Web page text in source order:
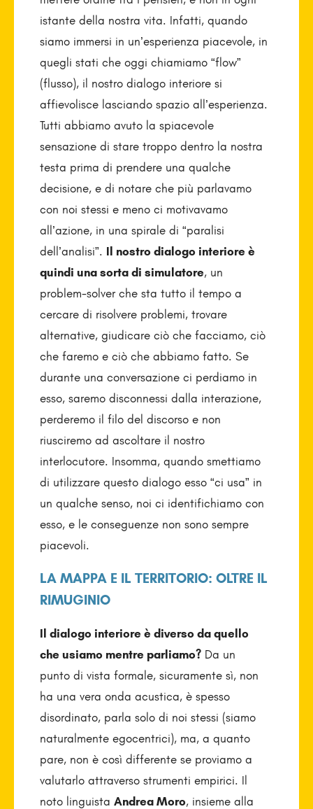
istante della nostra vita. Infatti, quando
siamo immersi in un’esperienza piacevole, in
quegli stati che oggi chiamiamo “flow”
(flusso), il nostro dialogo interiore si
affievolisce lasciando spazio all’esperienza.
Tutti abbiamo avuto la spiacevole
sensazione di stare troppo dentro la nostra
testa prima di prendere una qualche
decisione, e di notare che più parlavamo
con noi stessi e meno ci motivavamo
all’azione, in una spirale di “paralisi
dell’analisi”. Il nostro dialogo interiore è
quindi una sorta di simulatore, un
problem-solver che sta tutto il tempo a
cercare di risolvere problemi, trovare
alternative, giudicare ciò che facciamo, ciò
che faremo e ciò che abbiamo fatto. Se
durante una conversazione ci perdiamo in
esso, saremo disconnessi dalla interazione,
perderemo il filo del discorso e non
riusciremo ad ascoltare il nostro
interlocutore. Insomma, quando smettiamo
di utilizzare questo dialogo esso “ci usa” in
un qualche senso, noi ci identifichiamo con
esso, e le conseguenze non sono sempre
piacevoli.
LA MAPPA E IL TERRITORIO: OLTRE IL
RIMUGINIO
Il dialogo interiore è diverso da quello
che usiamo mentre parliamo?Da un
punto di vista formale, sicuramente sì, non
ha una vera onda acustica, è spesso
disordinato, parla solo di noi stessi (siamo
naturalmente egocentrici), ma, a quanto
pare, non è così differente se proviamo a
valutarlo attraverso strumenti empirici. Il
noto linguista Andrea Moro, insieme alla